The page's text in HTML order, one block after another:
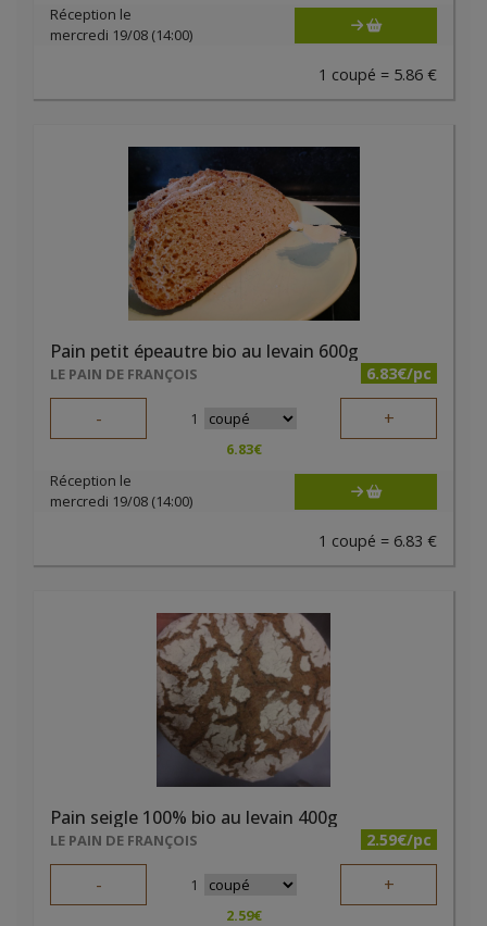
Réception le
mercredi 19/08 (14:00)
1 coupé = 5.86 €
Pain petit épeautre bio au levain 600g
LE PAIN DE FRANÇOIS 6.83€/pc
- 1 +
6.83€
Réception le
mercredi 19/08 (14:00)
1 coupé = 6.83 €
Pain seigle 100% bio au levain 400g
LE PAIN DE FRANÇOIS 2.59€/pc
- 1 +
2.59€